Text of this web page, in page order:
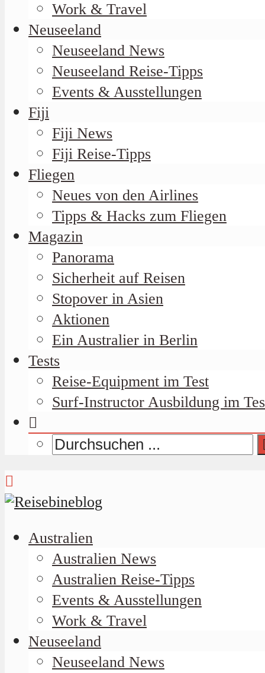
Work & Travel
Neuseeland
Neuseeland News
Neuseeland Reise-Tipps
Events & Ausstellungen
Fiji
Fiji News
Fiji Reise-Tipps
Fliegen
Neues von den Airlines
Tipps & Hacks zum Fliegen
Magazin
Panorama
Sicherheit auf Reisen
Stopover in Asien
Aktionen
Ein Australier in Berlin
Tests
Reise-Equipment im Test
Surf-Instructor Ausbildung im
Australien
Australien News
Australien Reise-Tipps
Events & Ausstellungen
Work & Travel
Neuseeland
Neuseeland News